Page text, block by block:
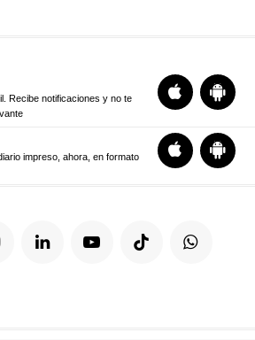
Recibe notificaciones y no te
impreso, ahora, en formato